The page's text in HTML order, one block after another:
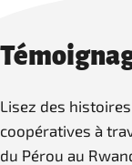
Lisez des
coopératives à
du Pérou au